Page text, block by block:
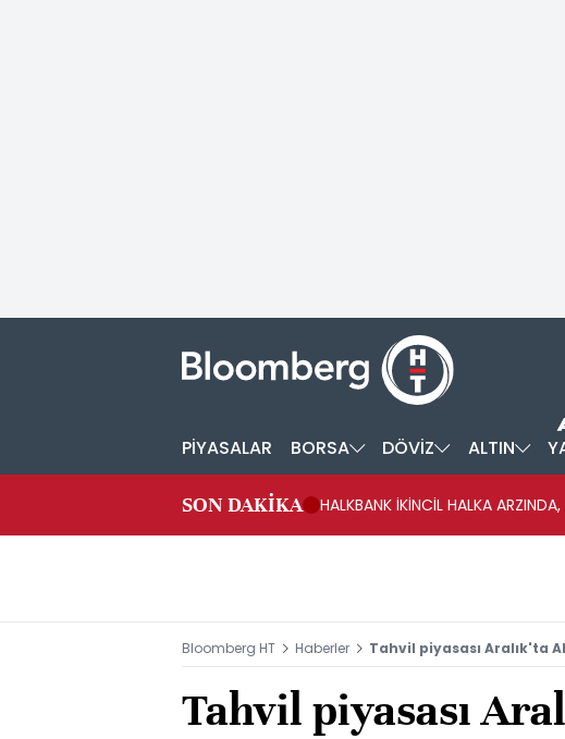
PİYASALAR BORSA DÖVİZ ALTIN
SON DAKİKA
HALKBANK İKİNCİL HALKA
Bloomberg HT Haberler Tahvil piyasası Aralık'ta
Tahvil piyasası